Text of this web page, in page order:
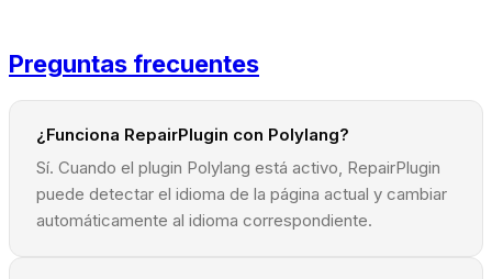
Preguntas frecuentes
¿Funciona RepairPlugin con Polylang?
Sí. Cuando el plugin Polylang está activo, RepairPlugin
puede detectar el idioma de la página actual y cambiar
automáticamente al idioma correspondiente.